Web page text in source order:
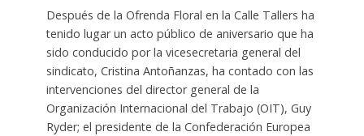
Después de la Ofrenda Floral en la Calle Tallers ha
tenido lugar un acto público de aniversario que ha
sido conducido por la vicesecretaria general del
sindicato, Cristina Antoñanzas, ha contado con las
intervenciones del director general de la
Organización Internacional del Trabajo (OIT), Guy
Ryder; el presidente de la Confederación Europea